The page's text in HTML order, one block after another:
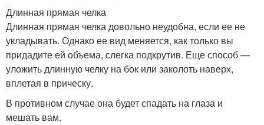
Длинная прямая челка
Длинная прямая челка довольно неудобна, если ее не
укладывать. Однако ее вид меняется, как только вы
придадите ей объема, слегка подкрутив. Еще способ —
уложить длинную челку на бок или заколоть наверх,
вплетая в прическу.
В противном случае она будет спадать на глаза и
мешать вам.